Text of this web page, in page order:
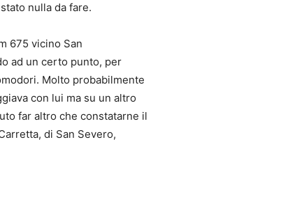
nulla da fare.
675 vicino San
ad un certo punto, per
Molto probabilmente
con lui ma su un altro
far altro che constatarne il
di San Severo,